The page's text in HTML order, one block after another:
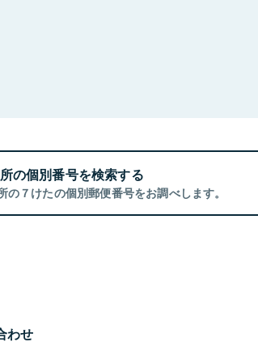
の個別番号を検索する
の７けたの個別郵便番号をお調べします。
わせ